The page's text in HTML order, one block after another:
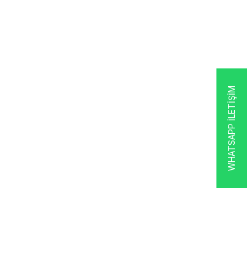
WHATSAPP İLETİŞİM